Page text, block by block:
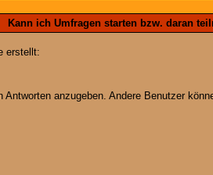
Kann ich Umfragen starten bzw. daran
erstellt:
anzugeben. Andere Benutzer